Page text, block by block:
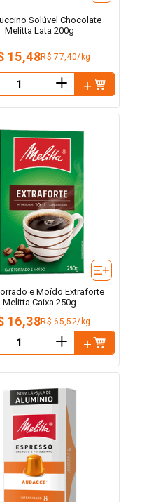
Solúvel Chocolate
Melitta Lata 200g
15,48R$ 77,40/kg
＋
e Moído Extraforte
Melitta Caixa 250g
16,38R$ 65,52/kg
＋